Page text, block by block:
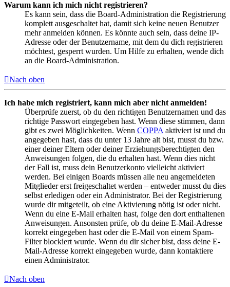
Warum kann ich mich nicht registrieren?
Es kann sein, dass die Board-Administration die Registrierung
komplett ausgeschaltet hat, damit sich keine neuen Benutzer
mehr anmelden können. Es könnte auch sein, dass deine IP-
Adresse oder der Benutzername, mit dem du dich registrieren
möchtest, gesperrt wurden. Um Hilfe zu erhalten, wende dich
an die Board-Administration.
Nach oben
Ich habe mich registriert, kann mich aber nicht anmelden!
Überprüfe zuerst, ob du den richtigen Benutzernamen und das
richtige Passwort eingegeben hast. Wenn diese stimmen, dann
gibt es zwei Möglichkeiten. Wenn COPPA aktiviert ist und du
angegeben hast, dass du unter 13 Jahre alt bist, musst du bzw.
einer deiner Eltern oder deiner Erziehungsberechtigten den
Anweisungen folgen, die du erhalten hast. Wenn dies nicht
der Fall ist, muss dein Benutzerkonto vielleicht aktiviert
werden. Bei einigen Boards müssen alle neu angemeldeten
Mitglieder erst freigeschaltet werden – entweder musst du dies
selbst erledigen oder ein Administrator. Bei der Registrierung
wurde dir mitgeteilt, ob eine Aktivierung nötig ist oder nicht.
Wenn du eine E-Mail erhalten hast, folge den dort enthaltenen
Anweisungen. Ansonsten prüfe, ob du deine E-Mail-Adresse
korrekt eingegeben hast oder die E-Mail von einem Spam-
Filter blockiert wurde. Wenn du dir sicher bist, dass deine E-
Mail-Adresse korrekt eingegeben wurde, dann kontaktiere
einen Administrator.
Nach oben